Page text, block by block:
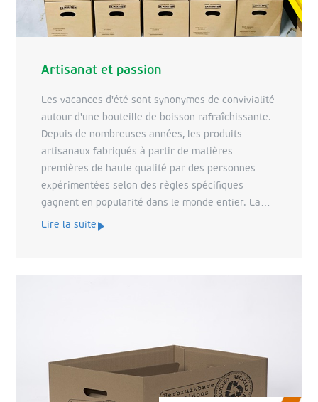
Artisanat et passion
Les vacances d'été sont synonymes de convivialité
autour d'une bouteille de boisson rafraîchissante.
Depuis de nombreuses années, les produits
artisanaux fabriqués à partir de matières
premières de haute qualité par des personnes
expérimentées selon des règles spécifiques
gagnent en popularité dans le monde entier. La
bière produite par les brasseries artisanales en
Lire la suite